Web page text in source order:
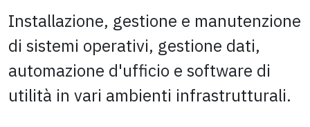
Installazione, gestione e manutenzione
di sistemi operativi, gestione dati,
automazione d'ufficio e software di
utilità in vari ambienti infrastrutturali.